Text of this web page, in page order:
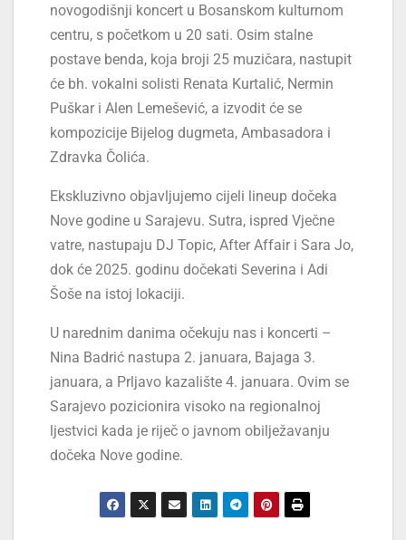
novogodišnji koncert u Bosanskom kulturnom
centru, s početkom u 20 sati. Osim stalne
postave benda, koja broji 25 muzičara, nastupit
će bh. vokalni solisti Renata Kurtalić, Nermin
Puškar i Alen Lemešević, a izvodit će se
kompozicije Bijelog dugmeta, Ambasadora i
Zdravka Čolića.
Ekskluzivno objavljujemo cijeli lineup dočeka
Nove godine u Sarajevu. Sutra, ispred Vječne
vatre, nastupaju DJ Topic, After Affair i Sara Jo,
dok će 2025. godinu dočekati Severina i Adi
Šoše na istoj lokaciji.
U narednim danima očekuju nas i koncerti –
Nina Badrić nastupa 2. januara, Bajaga 3.
januara, a Prljavo kazalište 4. januara. Ovim se
Sarajevo pozicionira visoko na regionalnoj
ljestvici kada je riječ o javnom obilježavanju
dočeka Nove godine.